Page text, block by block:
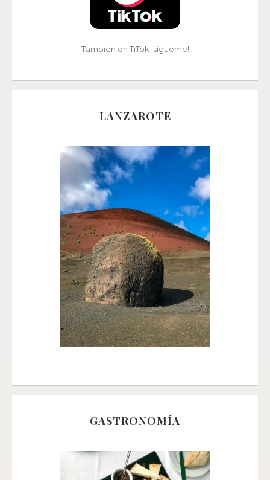
También en TiTok ¡sígueme!
LANZAROTE
GASTRONOMÍA